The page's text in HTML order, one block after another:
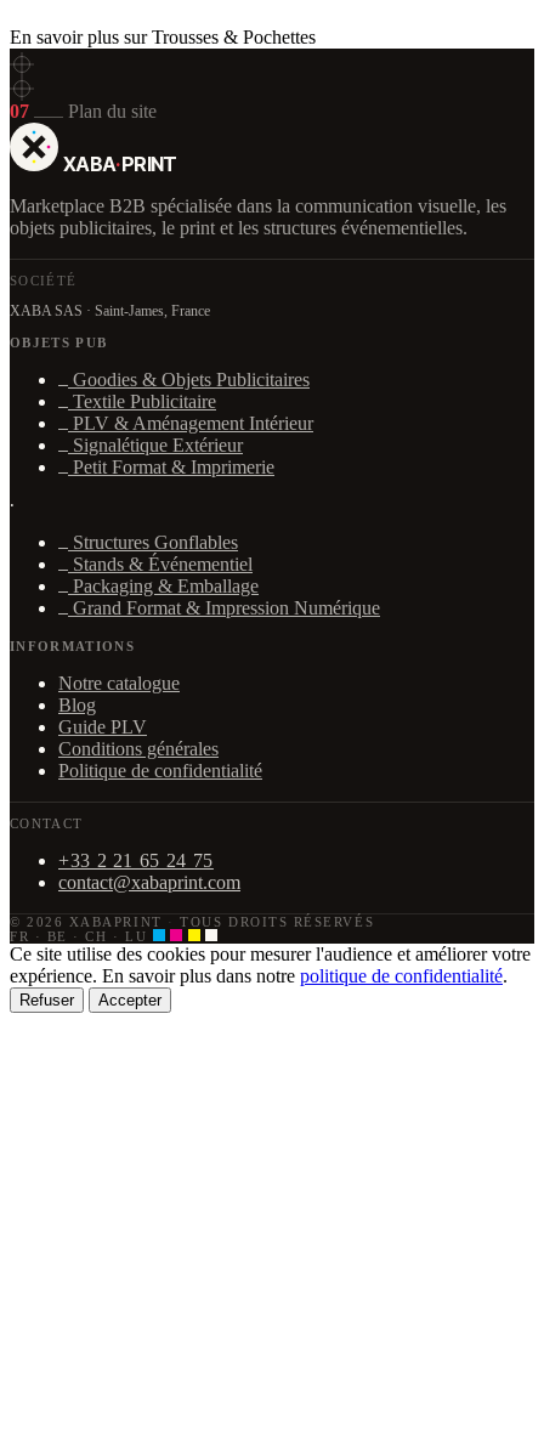
En savoir plus sur Trousses & Pochettes
07 Plan du site
XABA·PRINT
Marketplace B2B spécialisée dans la communication visuelle, les
objets publicitaires, le print et les structures événementielles.
SOCIÉTÉ
XABA SAS · Saint-James, France
OBJETS PUB
Goodies & Objets Publicitaires
Textile Publicitaire
PLV & Aménagement Intérieur
Signalétique Extérieur
Petit Format & Imprimerie
·
Structures Gonflables
Stands & Événementiel
Packaging & Emballage
Grand Format & Impression Numérique
INFORMATIONS
Notre catalogue
Blog
Guide PLV
Conditions générales
Politique de confidentialité
CONTACT
+33 2 21 65 24 75
contact@xabaprint.com
© 2026 XABAPRINT ·
TOUS DROITS RÉSERVÉS
FR · BE · CH · LU
Ce site utilise des cookies pour mesurer l'audience et améliorer votre
expérience. En savoir plus dans notre politique de confidentialité.
Refuser Accepter